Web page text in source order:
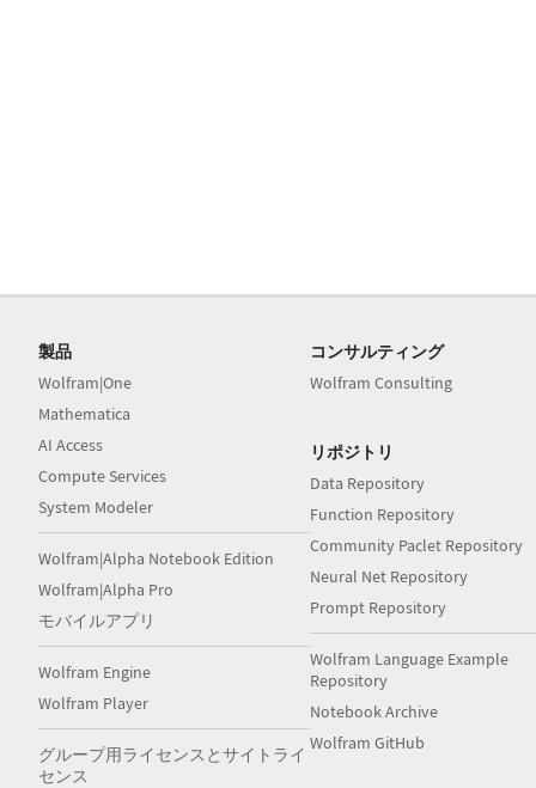
製品
Wolfram|One
Mathematica
AI Access
Compute Services
System Modeler
Wolfram|Alpha Notebook Edition
Wolfram|Alpha Pro
モバイルアプリ
Wolfram Engine
Wolfram Player
グループ用ライセンスとサイトライ
センス
コンサルティング
Wolfram Consulting
リポジトリ
Data Repository
Function Repository
Community Paclet Repository
Neural Net Repository
Prompt Repository
Wolfram Language Example
Repository
Notebook Archive
Wolfram GitHub